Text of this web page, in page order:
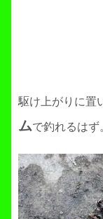
駆け上がりに置
ムで釣れるはず